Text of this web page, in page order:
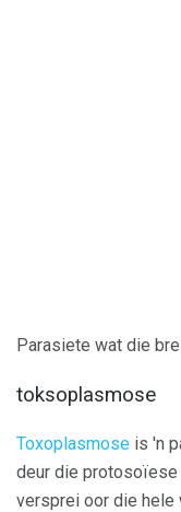
Parasiete wat die
toksoplasmose
Toxoplasmose is 'n
deur die protosoïese
versprei oor die hele